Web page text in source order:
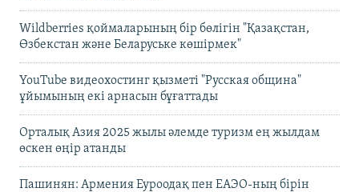
Wildberries қоймаларының бір бөлігін "Қазақстан,
Өзбекстан және Беларуське көшірмек"
YouTube видеохостинг қызметі "Русская община"
ұйымының екі арнасын бұғаттады
Орталық Азия 2025 жылы әлемде туризм ең жылдам
өскен өңір атанды
Пашинян: Армения Еуроодақ пен ЕАЭО-ның бірін